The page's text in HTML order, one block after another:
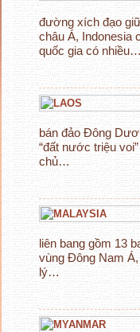
đường xích đạo
châu Á, Indonesia
quốc gia có nhiều…
bán đảo Đông
“đất nước triệu
chủ…
liên bang gồm 13
vùng Đông Nam
lý…